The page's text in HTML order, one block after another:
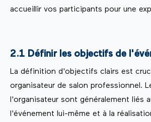
accueillir vos participants pour une
2.1 Définir les objectifs de
La définition d'objectifs clairs est
organisateur de salon professionnel.
l'organisateur sont généralement liés
l'événement lui-même et à la